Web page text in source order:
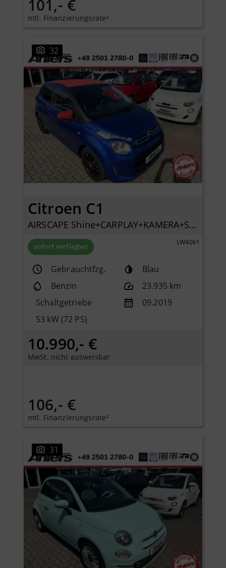
101,- €
mtl. Finanzierungsrate²
32
Citroen C1
AIRSCAPE Shine+CARPLAY+KAMERA+SITZHEIZUNG+KLIMA+
sofort verfügbar LW4061
Gebrauchtfzg.
Blau
Benzin
23.935 km
Schaltgetriebe
09.2019
53 kW (72 PS)
10.990,- €
MwSt. nicht ausweisbar
106,- €
mtl. Finanzierungsrate²
31